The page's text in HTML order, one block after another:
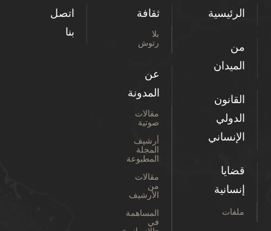
الرئيسية
من
الميدان
القانون
الدولي
الإنساني
قضايا
إنسانية
ملفات
ثقافة
بلا
رتوش
عن
المدونة
مقالات
صوتية
أرشيف
المجلة
المطبوعة
مقالات
من
الأرشيف
المساهمة
في
اتصل
بنا